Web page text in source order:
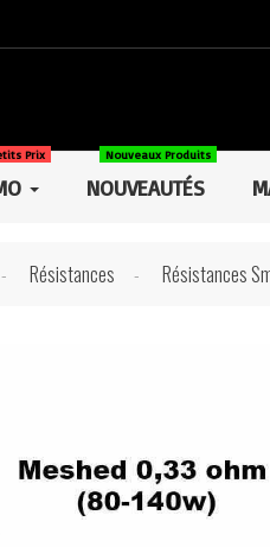
Prix
NOUVEAUTÉS
Nouveaux Produits
Résistances Résistances